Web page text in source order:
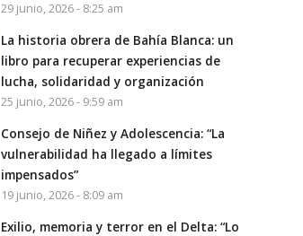
29 junio, 2026 - 8:25 am
La historia obrera de Bahía Blanca: un
libro para recuperar experiencias de
lucha, solidaridad y organización
25 junio, 2026 - 9:59 am
Consejo de Niñez y Adolescencia: “La
vulnerabilidad ha llegado a límites
impensados”
19 junio, 2026 - 8:09 am
Exilio, memoria y terror en el Delta: “Lo